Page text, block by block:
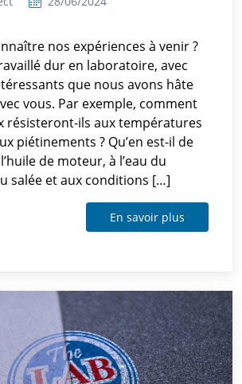
nos expériences à venir ?
dur en laboratoire, avec
que nous avons hâte
vous. Par exemple, comment
résisteront-ils aux températures
piétinements ? Qu’en est-il de
de moteur, à l’eau du
salée et aux conditions […]
En savoir plus